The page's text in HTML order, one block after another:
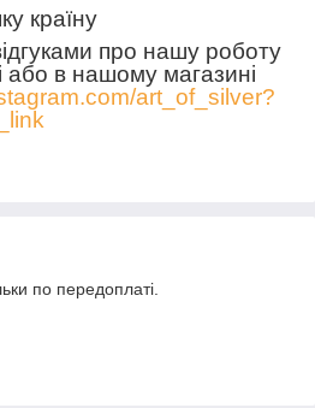
країну
про нашу роботу
або в нашому магазині
art_of_silver?
по передоплаті.